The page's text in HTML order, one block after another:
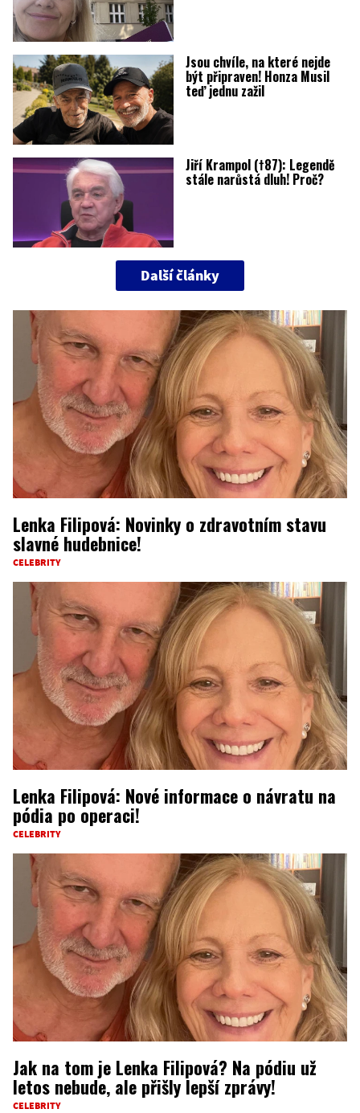
Jsou chvíle, na které nejde
být připraven! Honza Musil
teď jednu zažil
Jiří Krampol (†87): Legendě
stále narůstá dluh! Proč?
Další články
Lenka Filipová: Novinky o zdravotním stavu
slavné hudebnice!
CELEBRITY
Lenka Filipová: Nové informace o návratu na
pódia po operaci!
CELEBRITY
Jak na tom je Lenka Filipová? Na pódiu už
letos nebude, ale přišly lepší zprávy!
CELEBRITY